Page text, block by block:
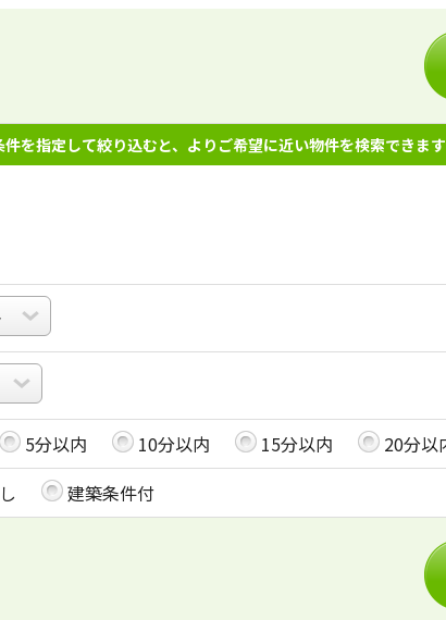
件を指定して絞り込むと、よりご希望に近い物件を検索できます
5分以内 10分以内 15分以内 20分以
建築条件付